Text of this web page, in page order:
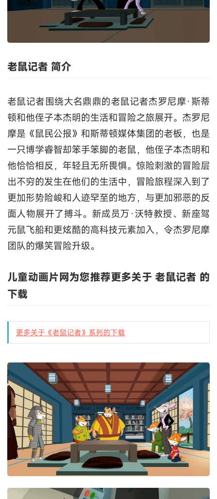
老鼠记者 简介
老鼠记者围绕大名鼎鼎的老鼠记者杰罗尼摩·斯蒂
顿和他侄子本杰明的生活和冒险之旅展开。杰罗尼
摩是《鼠民公报》和斯蒂顿媒体集团的老板，也是
一只博学睿智却笨手笨脚的老鼠，他侄子本杰明和
他恰恰相反，年轻且无所畏惧。惊险刺激的冒险层
出不穷的发生在他们的生活中，冒险旅程深入到了
更加形势险峻和人迹罕至的地方，与更加邪恶的反
面人物展开了搏斗。新成员万·沃特教授、新座驾
元鼠飞船和更炫酷的高科技元素加入，令杰罗尼摩
团队的爆笑冒险升级。
儿童动画片网为您推荐更多关于 老鼠记者 的
下载
更多关于《老鼠记者》系列的下载